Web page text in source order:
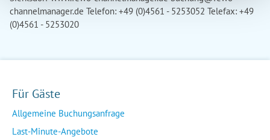
channelmanager.de Telefon: +49 (0)4561 - 5253052 Telefax: +49
(0)4561 - 5253020
Für Gäste
Allgemeine Buchungsanfrage
Last-Minute-Angebote